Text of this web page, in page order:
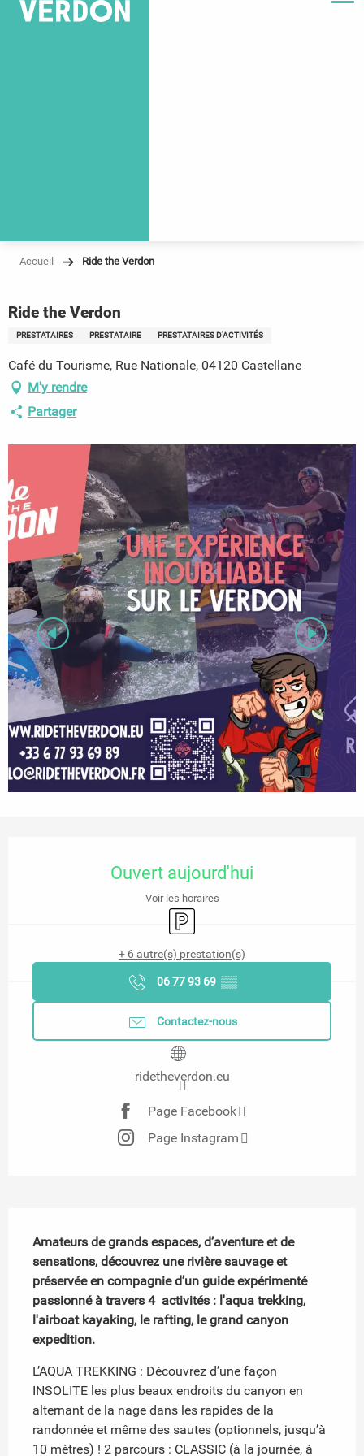
Accueil Ride the Verdon
Ride the Verdon
PRESTATAIRES PRESTATAIRE PRESTATAIRES D'ACTIVITÉS
Café du Tourisme, Rue Nationale, 04120 Castellane
M'y rendre
Partager
Ouvert aujourd'hui
Voir les horaires
Parking
+ 6 autre(s) prestation(s)
06 77 93 69 ▒▒
Contactez-nous
ridetheverdon.eu
Page Facebook
Page Instagram
Amateurs de grands espaces, d’aventure et de
sensations, découvrez une rivière sauvage et
préservée en compagnie d’un guide expérimenté
passionné à travers 4  activités : l'aqua trekking,
l'airboat kayaking, le rafting, le grand canyon
expedition.
L’AQUA TREKKING : Découvrez d’une façon
INSOLITE les plus beaux endroits du canyon en
alternant de la nage dans les rapides de la
randonnée et même des sautes (optionnels, jusqu’à
10 mètres) ! 2 parcours : CLASSIC (à la journée, à